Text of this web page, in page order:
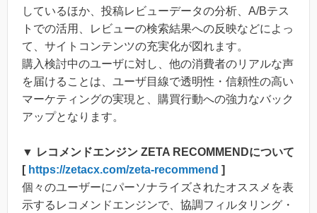
しているほか、投稿レビューデータの分析、A/Bテス
トでの活用、レビューの検索結果への反映などによっ
て、サイトコンテンツの充実化が図れます。
購入検討中のユーザに対し、他の消費者のリアルな声
を届けることは、ユーザ目線で透明性・信頼性の高い
マーケティングの実現と、購買行動への強力なバック
アップとなります。
▼ レコメンドエンジン ZETA RECOMMENDについて
[ https://zetacx.com/zeta-recommend ]
個々のユーザーにパーソナライズされたオススメを表
示するレコメンドエンジンで、協調フィルタリング・